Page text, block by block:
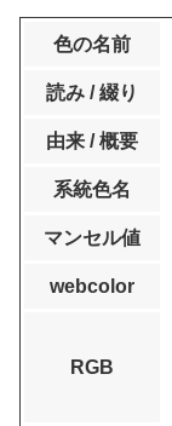
色の名前
読み / 綴り
由来 / 概要
系統色名
マンセル値
webcolor
RGB